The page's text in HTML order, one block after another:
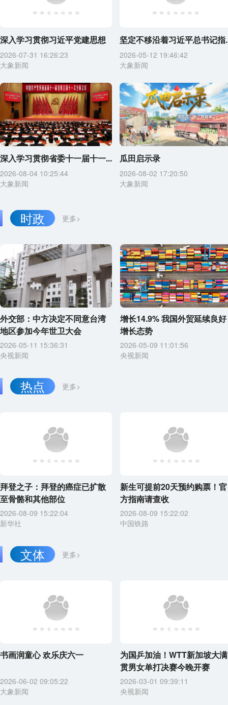
深入学习贯彻习近平党建思想
2026-07-31 16:26:23
大象新闻
坚定不移沿着习近平总书记指
2026-05-12 19:46:42
大象新闻
深入学习贯彻省委十一届十一...
2026-08-04 10:25:44
大象新闻
瓜田启示录
2026-08-02 17:20:50
大象新闻
更多>
时政
外交部：中方决定不同意台湾
地区参加今年世卫大会
2026-05-11 15:36:31
央视新闻
增长14.9% 我国外贸延续良好
增长态势
2026-05-09 11:01:56
央视新闻
更多>
热点
拜登之子：拜登的癌症已扩散
至骨骼和其他部位
2026-08-09 15:22:04
新华社
新生可提前20天预约购票！官
方指南请查收
2026-08-09 15:22:02
中国铁路
更多>
文体
书画润童心 欢乐庆六一
2026-06-02 09:05:22
大象新闻
为国乒加油！WTT新加坡大满
贯男女单打决赛今晚开赛
2026-03-01 09:39:11
央视新闻